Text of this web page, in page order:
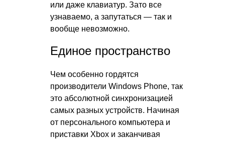
или даже клавиатур. Зато все
узнаваемо, а запутаться — так и
вообще невозможно.
Единое пространство
Чем особенно гордятся
производители Windows Phone, так
это абсолютной синхронизацией
самых разных устройств. Начиная
от персонального компьютера и
приставки Xbox и заканчивая